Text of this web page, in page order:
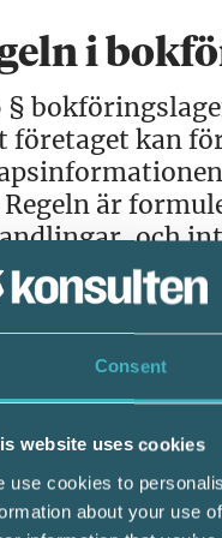
Consent
website uses cookies
use cookies to
about your use
i
§
kan
är
och
om att
att
men är då
föreslagna
överföringen
och övriga
förändras